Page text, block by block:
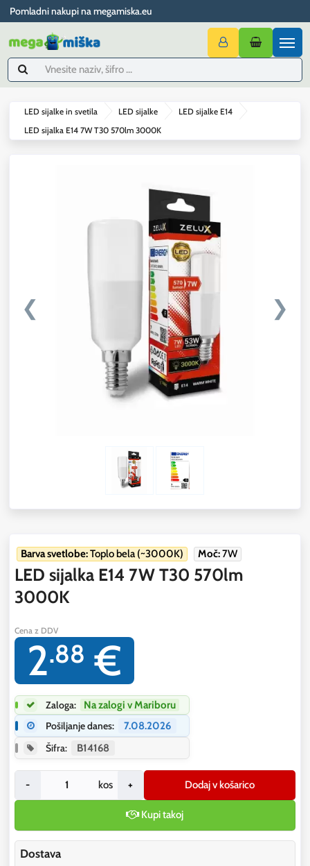
Pomladni nakupi na megamiska.eu
LED sijalke in svetila LED sijalke
LED sijalke E14
LED sijalka E14 7W T30 570lm 3000K
❮ ❯
Barva svetlobe:Toplo bela (~3000K) Moč:7W
LED sijalka E14 7W T30 570lm
3000K
Cena z DDV
2.88 €
Zaloga:
Na zalogi v Mariboru
Pošiljanje danes:
7.08.2026
Šifra:
B14168
- kos + Dodaj v košarico
Kupi takoj
Dostava